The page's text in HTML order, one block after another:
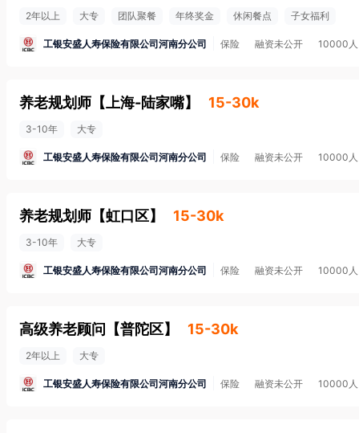
2年以上 大专 团队聚餐 年终奖金 休闲餐点 子女福利
工银安盛人寿保险有限公司河南分公司 保险 融资未公开 10000
养老规划师 【 上海-陆家嘴】 15-30k
3-10年 大专
工银安盛人寿保险有限公司河南分公司 保险 融资未公开 10000
养老规划师 【虹口区】 15-30k
3-10年 大专
工银安盛人寿保险有限公司河南分公司 保险 融资未公开 10000
高级养老顾问 【普陀区】 15-30k
2年以上 大专
工银安盛人寿保险有限公司河南分公司 保险 融资未公开 10000